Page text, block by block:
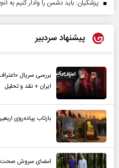
پزشکیان: باید دشمن را وادار کنیم به
پیشنهاد سردبیر
بررسی سریال
ایران + نقد و تحلیل
بازتاب پیاده‌روی
امضای سروش صحت در